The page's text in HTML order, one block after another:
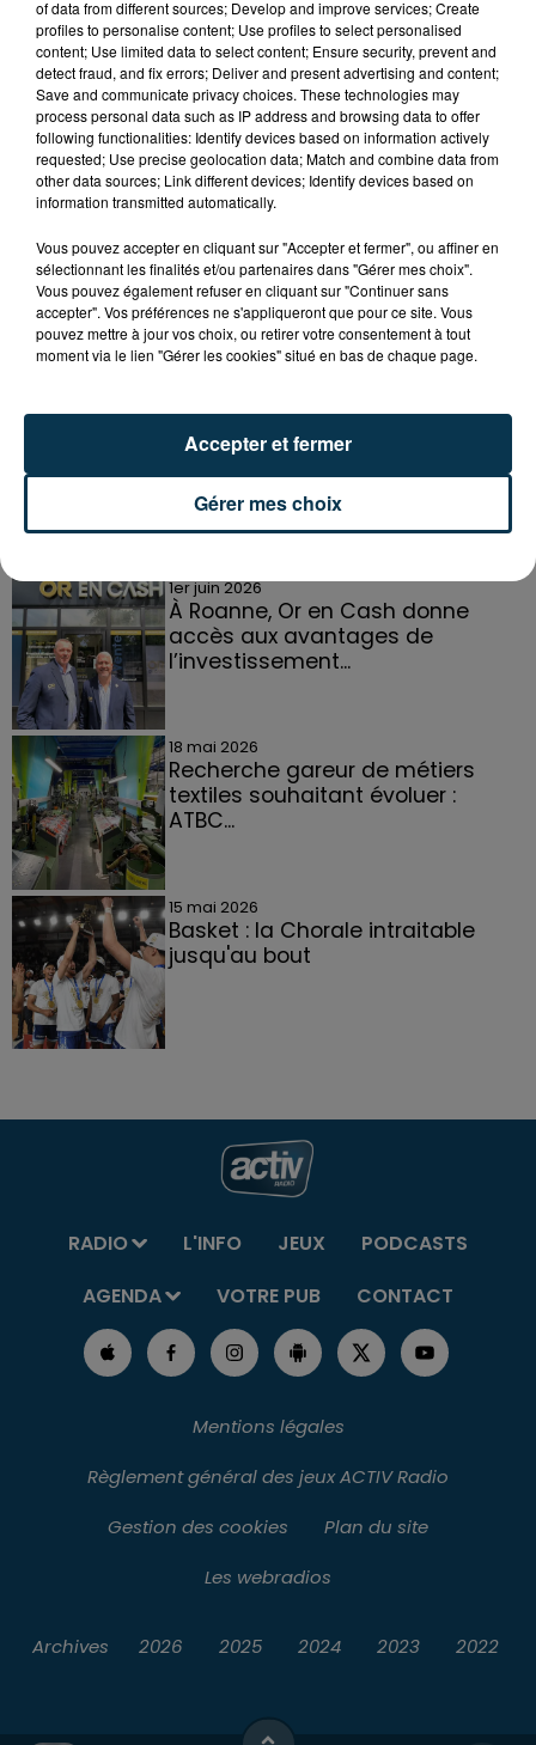
DANS LA LOIRE Voir plus
Basket : roster, calendrier... le point
sur le SCABB
1er juin 2026
À Roanne, Or en Cash donne
accès aux avantages de
l’investissement...
18 mai 2026
Recherche gareur de métiers
textiles souhaitant évoluer :
ATBC...
15 mai 2026
Basket : la Chorale intraitable
jusqu'au bout
RADIO L'INFO JEUX
PODCASTS
AGENDA
VOTRE PUB CONTACT
Mentions légales
Règlement général des jeux ACTIV Radio
Gestion des cookies
Plan du site
Les webradios
Archives 2026 2025 2024 2023 2022
of data from different sources; Develop and improve services; Create
profiles to personalise content; Use profiles to select personalised
content; Use limited data to select content; Ensure security, prevent and
detect fraud, and fix errors; Deliver and present advertising and content;
Save and communicate privacy choices. These technologies may
process personal data such as IP address and browsing data to offer
following functionalities: Identify devices based on information actively
requested; Use precise geolocation data; Match and combine data from
other data sources; Link different devices; Identify devices based on
information transmitted automatically.
Vous pouvez accepter en cliquant sur "Accepter et fermer", ou affiner en
sélectionnant les finalités et/ou partenaires dans "Gérer mes choix".
Vous pouvez également refuser en cliquant sur "Continuer sans
accepter". Vos préférences ne s'appliqueront que pour ce site. Vous
pouvez mettre à jour vos choix, ou retirer votre consentement à tout
moment via le lien "Gérer les cookies" situé en bas de chaque page.
Gérer mes choix
Accepter et fermer